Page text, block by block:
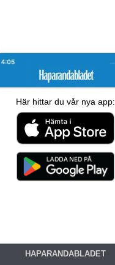
Här hittar du vår nya app:
HAPARANDABLADET